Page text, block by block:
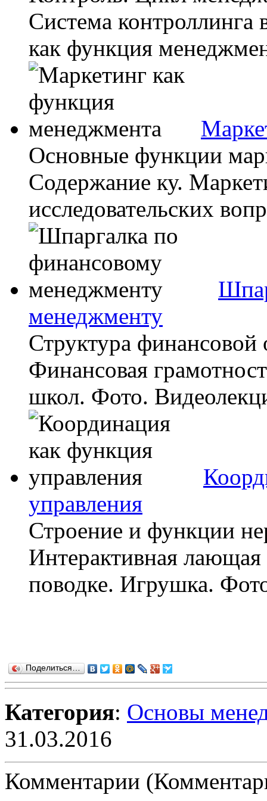
Система
как функция
Основные функции
Содержание ку.
исследовательских
менеджменту
Структура финансовой
Финансовая
школ. Фото.
управления
Строение и функции
Интерактивная
поводке. Игрушка.
Поделиться…
Категория: Основы
31.03.2016
Комментарии